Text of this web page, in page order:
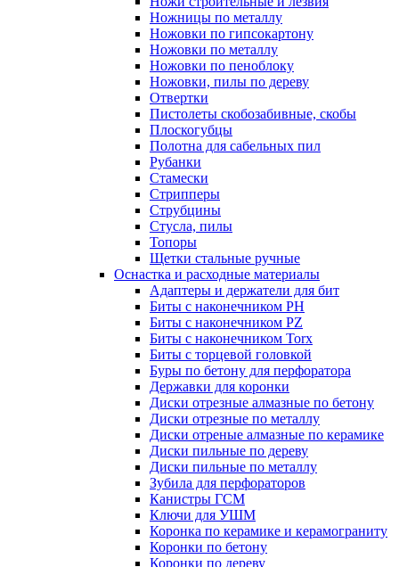
Ножницы по металлу
Ножовки по гипсокартону
Ножовки по металлу
Ножовки по пеноблоку
Ножовки, пилы по дереву
Отвертки
Пистолеты скобозабивные, скобы
Плоскогубцы
Полотна для сабельных пил
Рубанки
Стамески
Стрипперы
Струбцины
Стусла, пилы
Топоры
Щетки стальные ручные
Оснастка и расходные материалы
Адаптеры и держатели для бит
Биты с наконечником PH
Биты с наконечником PZ
Биты с наконечником Torx
Биты с торцевой головкой
Буры по бетону для перфоратора
Державки для коронки
Диски отрезные алмазные по бетону
Диски отрезные по металлу
Диски отреные алмазные по керамике
Диски пильные по дереву
Диски пильные по металлу
Зубила для перфораторов
Канистры ГСМ
Ключи для УШМ
Коронка по керамике и керамограниту
Коронки по бетону
Коронки по дереву